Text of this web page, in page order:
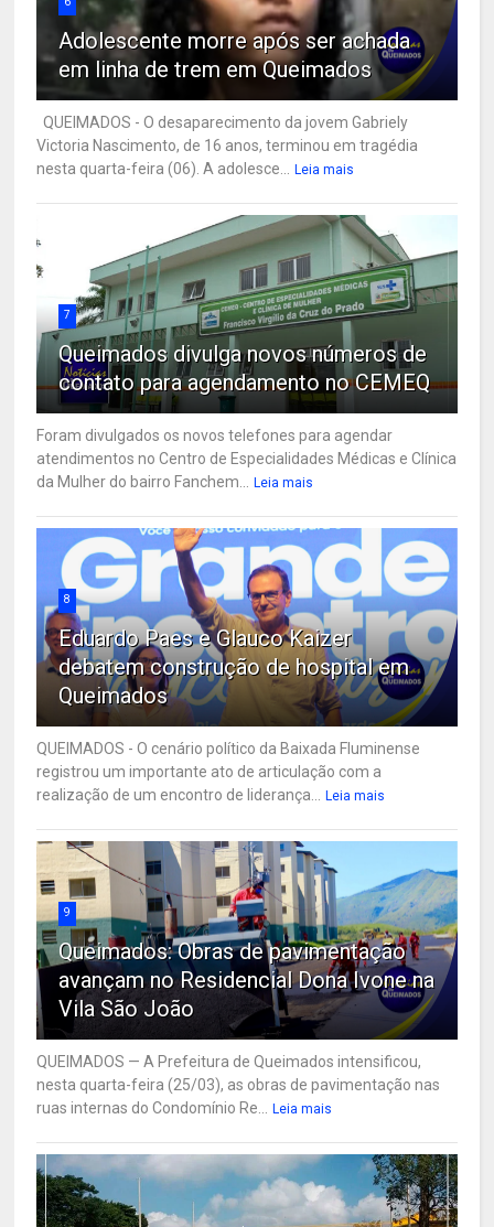
Adolescente morre após ser achada
em linha de trem em Queimados
QUEIMADOS - O desaparecimento da jovem Gabriely
Victoria Nascimento, de 16 anos, terminou em tragédia
nesta quarta-feira (06). A adolesce...
Leia mais
7
Queimados divulga novos números de
contato para agendamento no CEMEQ
Foram divulgados os novos telefones para agendar
atendimentos no Centro de Especialidades Médicas e Clínica
da Mulher do bairro Fanchem...
Leia mais
8
Eduardo Paes e Glauco Kaizer
debatem construção de hospital em
Queimados
QUEIMADOS - O cenário político da Baixada Fluminense
registrou um importante ato de articulação com a
realização de um encontro de liderança...
Leia mais
9
Queimados: Obras de pavimentação
avançam no Residencial Dona Ivone na
Vila São João
QUEIMADOS — A Prefeitura de Queimados intensificou,
nesta quarta-feira (25/03), as obras de pavimentação nas
ruas internas do Condomínio Re...
Leia mais